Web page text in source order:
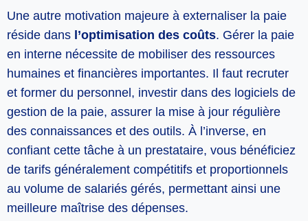
Une autre motivation majeure à externaliser la paie
réside dans l’optimisation des coûts. Gérer la paie
en interne nécessite de mobiliser des ressources
humaines et financières importantes. Il faut recruter
et former du personnel, investir dans des logiciels de
gestion de la paie, assurer la mise à jour régulière
des connaissances et des outils. À l’inverse, en
confiant cette tâche à un prestataire, vous bénéficiez
de tarifs généralement compétitifs et proportionnels
au volume de salariés gérés, permettant ainsi une
meilleure maîtrise des dépenses.